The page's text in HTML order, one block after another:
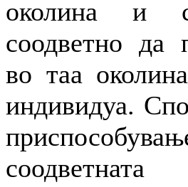
околина и
соодветно да
во таа
индивидуа.